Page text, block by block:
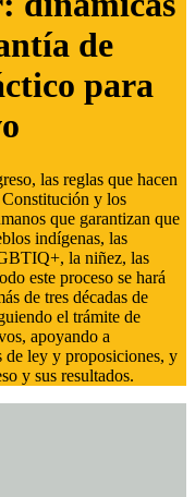
de
para
las reglas que hacen
y los
que garantizan que
indígenas, las
la niñez, las
este proceso se hará
de tres décadas de
el trámite de
apoyando a
de ley y proposiciones, y
y sus resultados.